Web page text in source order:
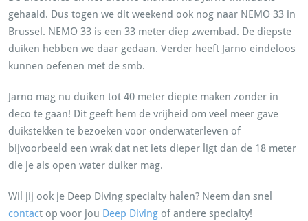
gehaald. Dus togen we dit weekend ook nog naar NEMO 33 in
Brussel. NEMO 33 is een 33 meter diep zwembad. De diepste
duiken hebben we daar gedaan. Verder heeft Jarno eindeloos
kunnen oefenen met de smb.
Jarno mag nu duiken tot 40 meter diepte maken zonder in
deco te gaan! Dit geeft hem de vrijheid om veel meer gave
duikstekken te bezoeken voor onderwaterleven of
bijvoorbeeld een wrak dat net iets dieper ligt dan de 18 meter
die je als open water duiker mag.
Wil jij ook je Deep Diving specialty halen? Neem dan snel
contact op voor jou Deep Diving of andere specialty!